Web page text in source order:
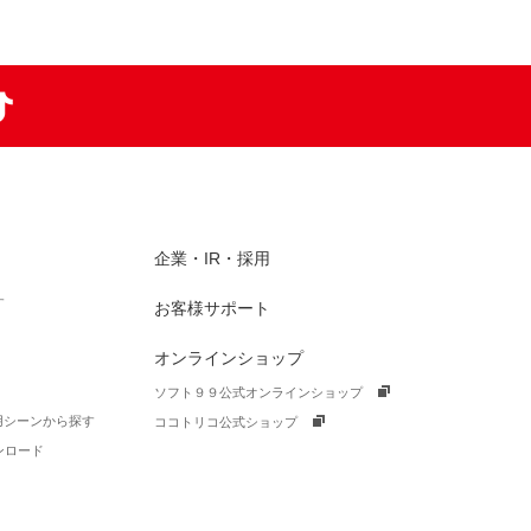
ーンから探す
ロード
企業・IR・採用
お客様サポート
オンラインショップ
ソフト９９公式オンラインショップ
ココトリコ公式ショップ